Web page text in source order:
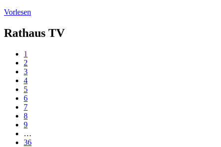
Vorlesen
Rathaus TV
1
2
3
4
5
6
7
8
9
…
36